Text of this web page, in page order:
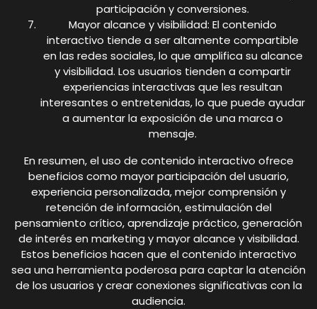
participación y conversiones.
Mayor alcance y visibilidad: El contenido
interactivo tiende a ser altamente compartible
en las redes sociales, lo que amplifica su alcance
y visibilidad. Los usuarios tienden a compartir
experiencias interactivas que les resultan
interesantes o entretenidas, lo que puede ayudar
a aumentar la exposición de una marca o
mensaje.
En resumen, el uso de contenido interactivo ofrece
beneficios como mayor participación del usuario,
experiencia personalizada, mejor comprensión y
retención de información, estimulación del
pensamiento crítico, aprendizaje práctico, generación
de interés en marketing y mayor alcance y visibilidad.
Estos beneficios hacen que el contenido interactivo
sea una herramienta poderosa para captar la atención
de los usuarios y crear conexiones significativas con la
audiencia.